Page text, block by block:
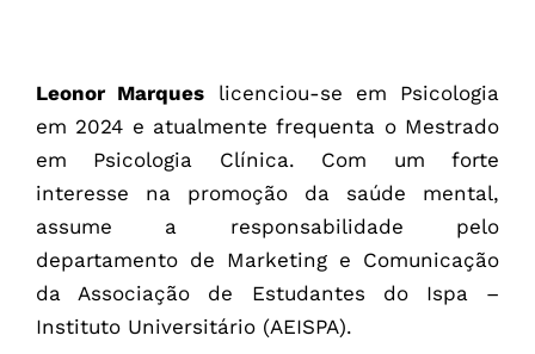
Leonor Marques licenciou-se em Psicologia
em 2024 e atualmente frequenta o Mestrado
em Psicologia Clínica. Com um forte
interesse na promoção da saúde mental,
assume a responsabilidade pelo
departamento de Marketing e Comunicação
da Associação de Estudantes do Ispa –
Instituto Universitário (AEISPA).